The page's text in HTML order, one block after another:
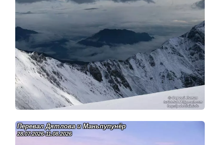
Перевал Дятлова и Маньпупунёр
28.07.2026-11.08.2026